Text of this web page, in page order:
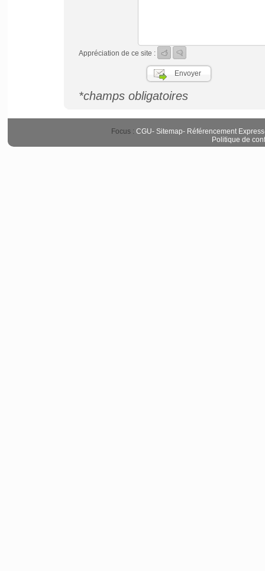
Appréciation de ce site :
*champs obligatoires
Focus : CGU- Sitemap- Référencement Express
Politique de